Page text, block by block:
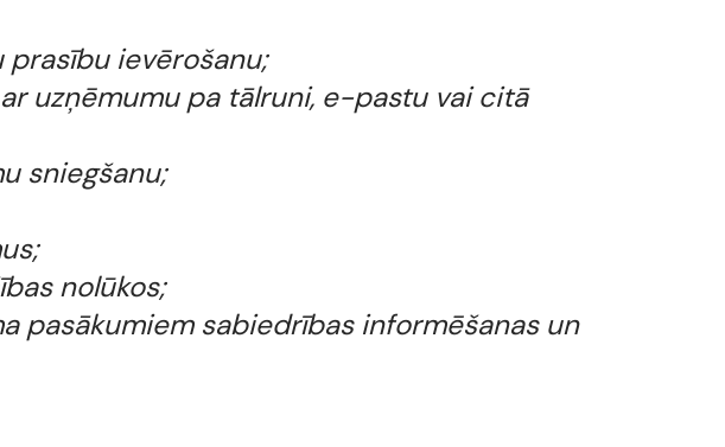
ievērošanu;
uzņēmumu pa tālruni, e-pastu vai citā
sniegšanu;
nolūkos;
pasākumiem sabiedrības informēšanas un